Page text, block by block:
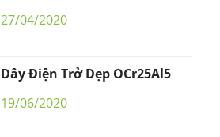
27/04/2020
Dây Điện Trở Dẹp OCr25Al5
19/06/2020